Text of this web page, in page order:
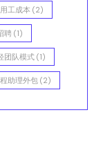
工成本 (2)
聘 (1)
团队模式 (1)
助理外包 (2)